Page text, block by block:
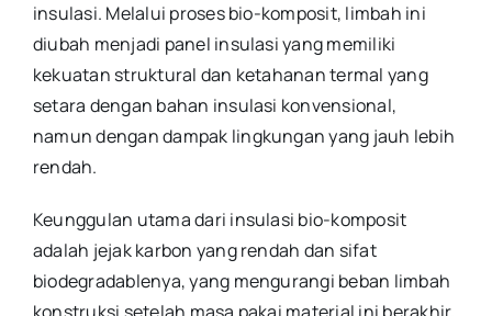
insulasi. Melalui proses bio-komposit, limbah ini
diubah menjadi panel insulasi yang memiliki
kekuatan struktural dan ketahanan termal yang
setara dengan bahan insulasi konvensional,
namun dengan dampak lingkungan yang jauh lebih
rendah.
Keunggulan utama dari insulasi bio-komposit
adalah jejak karbon yang rendah dan sifat
biodegradablenya, yang mengurangi beban limbah